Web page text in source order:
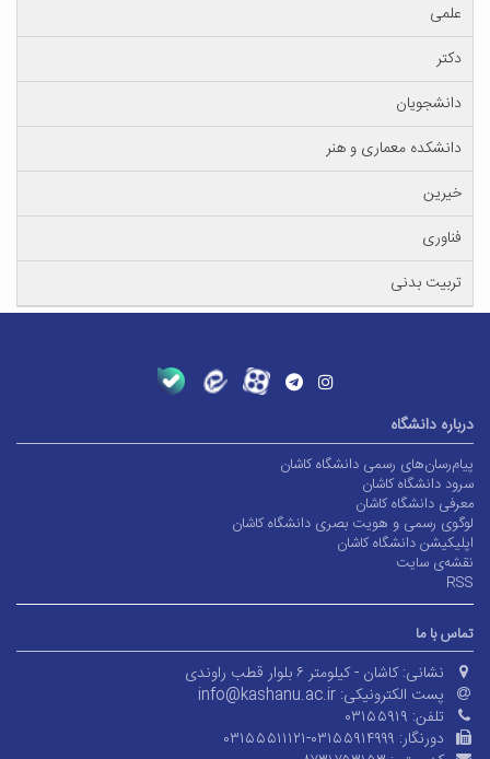
علمی
دکتر
دانشجویان
دانشکده معماری و هنر
خیرین
فناوری
تربیت بدنی
درباره دانشگاه
پیام‌رسان‌های رسمی دانشگاه کاشان
سرود دانشگاه کاشان
معرفی دانشگاه کاشان
لوگوی رسمی و هویت بصری دانشگاه کاشان
اپلیکیشن دانشگاه کاشان
نقشه‌ی سایت
RSS
تماس با ما
نشانی: کاشان - کیلومتر ۶ بلوار قطب راوندی
پست الکترونیکی: info@kashanu.ac.ir
تلفن: ۰۳۱۵۵۹۱۹
دورنگار: ۰۳۱۵۵۵۱۱۱۲۱-۰۳۱۵۵۹۱۴۹۹۹